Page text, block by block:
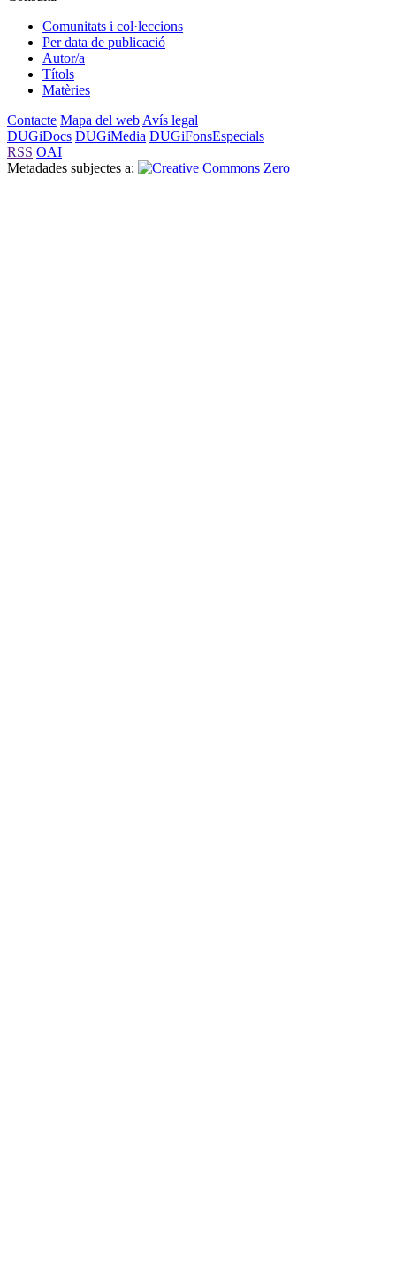
Comunitats i col·leccions
Per data de publicació
Autor/a
Títols
Matèries
Contacte Mapa del web Avís legal
DUGiDocs DUGiMedia DUGiFonsEspecials
RSS OAI
Metadades subjectes a: